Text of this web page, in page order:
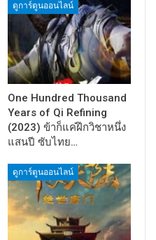
ดูการ์ตูนออนไลน์
One Hundred Thousand
Years of Qi Refining
(2023) ข้าก็แค่ฝึกวิชาหนึ่ง
แสนปี ซับไทย…
ดูการ์ตูนออนไลน์